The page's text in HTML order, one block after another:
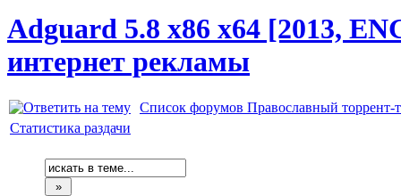
Adguard 5.8 x86 x64 [2013,
интернет рекламы
Список форумов Православный торрент-
Статистика раздачи